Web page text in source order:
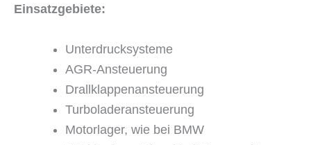
Einsatzgebiete:
Unterdrucksysteme
AGR-Ansteuerung
Drallklappenansteuerung
Turboladeransteuerung
Motorlager, wie bei BMW